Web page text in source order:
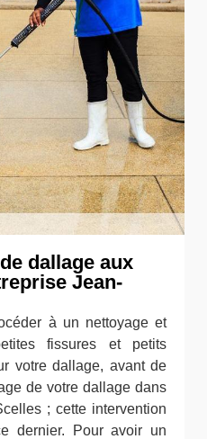
dallage aux
Jean-
à un nettoyage et
fissures et petits
votre dallage, avant de
de votre dallage dans
; cette intervention
dernier. Pour avoir un